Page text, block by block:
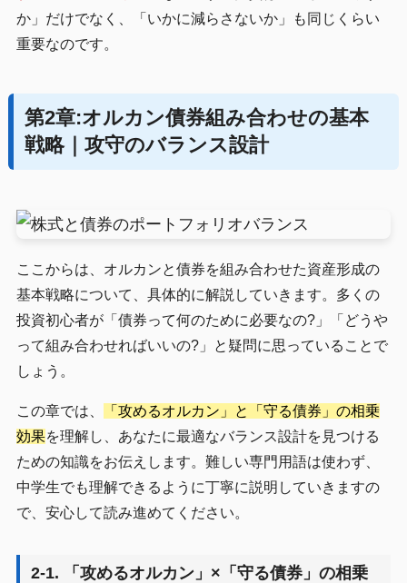
か」だけでなく、「いかに減らさないか」も同じくらい
重要なのです。
第2章:オルカン債券組み合わせの基本
戦略｜攻守のバランス設計
ここからは、オルカンと債券を組み合わせた資産形成の
基本戦略について、具体的に解説していきます。多くの
投資初心者が「債券って何のために必要なの?」「どうや
って組み合わせればいいの?」と疑問に思っていることで
しょう。
この章では、
「攻めるオルカン」と「守る債券」の相乗
効果を理解し、あなたに最適なバランス設計を見つける
ための知識をお伝えします。難しい専門用語は使わず、
中学生でも理解できるように丁寧に説明していきますの
で、安心して読み進めてください。
2-1. 「攻めるオルカン」×「守る債券」の相乗